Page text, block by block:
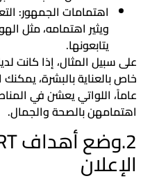
اهتمامات الجمهور:
ويثير اهتمامه، مثل
يتابعونها.
على سبيل المثال، إذا كانت
عاماً، اللواتي يعشن في
اهتمامهن بالصحة والجمال.
الإعلان